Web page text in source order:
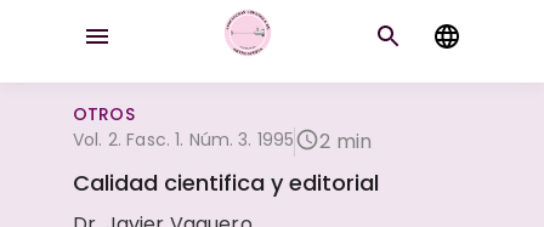
OTROS
Vol. 2. Fasc. 1. Núm. 3. 1995
2 min
Calidad cientifica y editorial